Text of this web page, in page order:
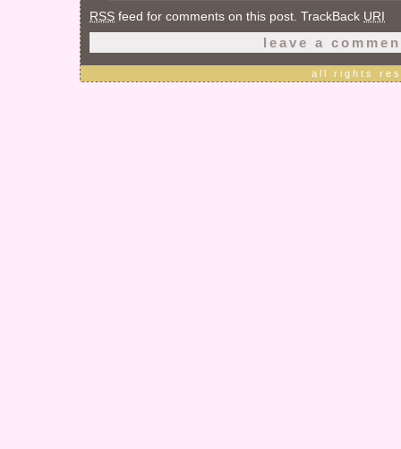
RSS feed for comments on this post. TrackBack URI
leave a
all rights